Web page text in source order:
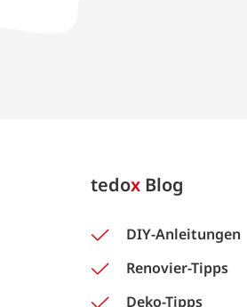
tedox Blog
DIY-Anleitungen
Renovier-Tipps
Deko-Tipps